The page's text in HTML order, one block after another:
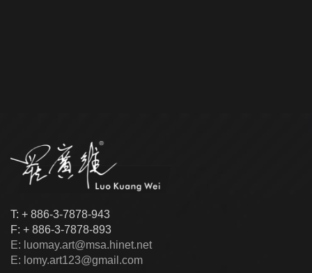
T: + 886-3-7878-943
F: + 886-3-7878-893
E: luomay.art@msa.hinet.net
E: lomy.art123@gmail.com